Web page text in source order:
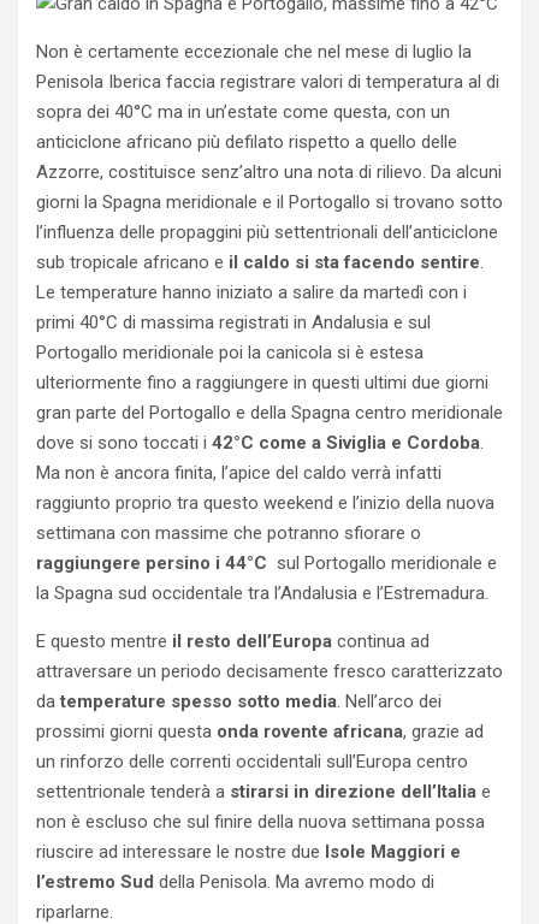
Non è certamente eccezionale che nel mese di luglio la
Penisola Iberica faccia registrare valori di temperatura al di
sopra dei 40°C ma in un’estate come questa, con un
anticiclone africano più defilato rispetto a quello delle
Azzorre, costituisce senz’altro una nota di rilievo. Da alcuni
giorni la Spagna meridionale e il Portogallo si trovano sotto
l’influenza delle propaggini più settentrionali dell’anticiclone
sub tropicale africano e il caldo si sta facendo sentire.
Le temperature hanno iniziato a salire da martedì con i
primi 40°C di massima registrati in Andalusia e sul
Portogallo meridionale poi la canicola si è estesa
ulteriormente fino a raggiungere in questi ultimi due giorni
gran parte del Portogallo e della Spagna centro meridionale
dove si sono toccati i 42°C come a Siviglia e Cordoba.
Ma non è ancora finita, l’apice del caldo verrà infatti
raggiunto proprio tra questo weekend e l’inizio della nuova
settimana con massime che potranno sfiorare o
raggiungere persino i 44°C sul Portogallo meridionale e
la Spagna sud occidentale tra l’Andalusia e l’Estremadura.
E questo mentre il resto dell’Europa continua ad
attraversare un periodo decisamente fresco caratterizzato
datemperature spesso sotto media. Nell’arco dei
prossimi giorni questa onda rovente africana, grazie ad
un rinforzo delle correnti occidentali sull’Europa centro
settentrionale tenderà a stirarsi in direzione dell’Italia e
non è escluso che sul finire della nuova settimana possa
riuscire ad interessare le nostre due Isole Maggiori e
l’estremo Sud della Penisola. Ma avremo modo di
riparlarne.